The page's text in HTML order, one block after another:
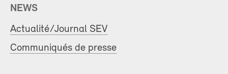
NEWS
Actualité/Journal SEV
Communiqués de presse